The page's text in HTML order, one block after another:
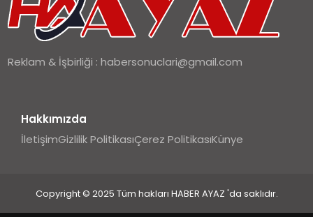
Reklam & İşbirliği :habersonuclari@gmail.com
Hakkımızda
İletişimGizlilik PolitikasıÇerez PolitikasıKünye
Copyright © 2025 Tüm hakları HABER AYAZ 'da saklıdır.